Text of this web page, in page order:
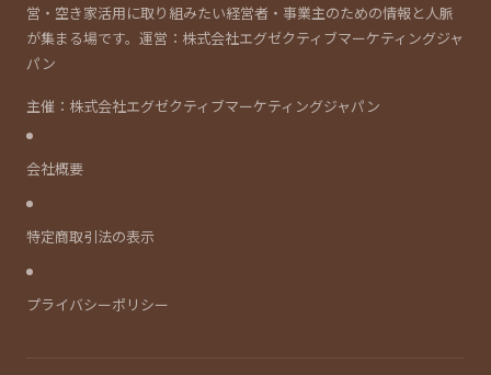
営・空き家活用に取り組みたい経営者・事業主のための情報と人脈
が集まる場です。運営：株式会社エグゼクティブマーケティングジャ
パン
主催：株式会社エグゼクティブマーケティングジャパン
会社概要
特定商取引法の表示
プライバシーポリシー